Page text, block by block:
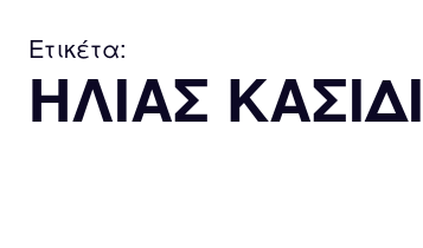
Ετικέτα:
ΗΛΙΑΣ